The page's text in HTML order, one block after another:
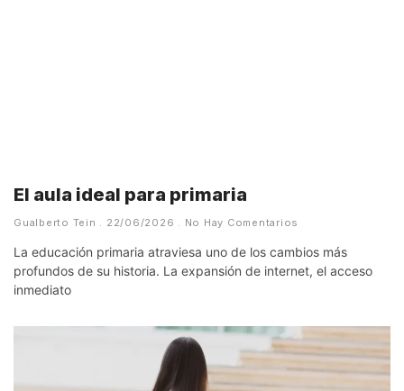
El aula ideal para primaria
Gualberto Tein 22/06/2026 No Hay Comentarios
La educación primaria atraviesa uno de los cambios más
profundos de su historia. La expansión de internet, el acceso
inmediato